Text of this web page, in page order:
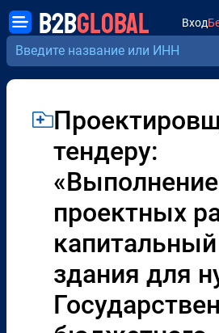
B2BGLOBAL Вход
тендеру:
«Выполнение
проектных
здания для